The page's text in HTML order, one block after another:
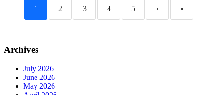
1 2 3 4 5 › »
Archives
July 2026
June 2026
May 2026